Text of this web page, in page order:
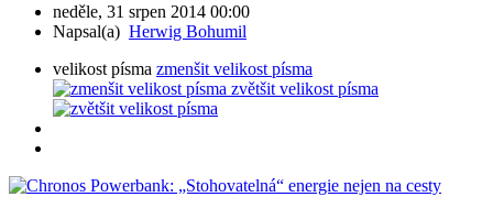
neděle, 31 srpen 2014 00:00
Napsal(a) Herwig Bohumil
velikost písma zmenšit velikost písma
zvětšit velikost písma